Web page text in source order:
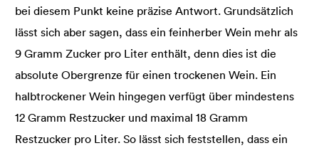
bei diesem Punkt keine präzise Antwort. Grundsätzlich
lässt sich aber sagen, dass ein feinherber Wein mehr als
9 Gramm Zucker pro Liter enthält, denn dies ist die
absolute Obergrenze für einen trockenen Wein. Ein
halbtrockener Wein hingegen verfügt über mindestens
12 Gramm Restzucker und maximal 18 Gramm
Restzucker pro Liter. So lässt sich feststellen, dass ein